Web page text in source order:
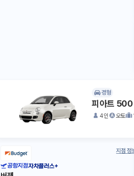
경형
피아트 500
4인 오토
지점 정
공항지점자차플러스+